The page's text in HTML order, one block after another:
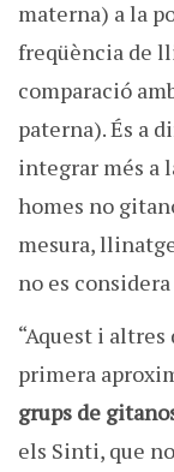
materna) a la
freqüència de
comparació
paterna). És a
integrar més a
homes no
mesura,
no es
“Aquest i
primera
grups de
els Sinti, que